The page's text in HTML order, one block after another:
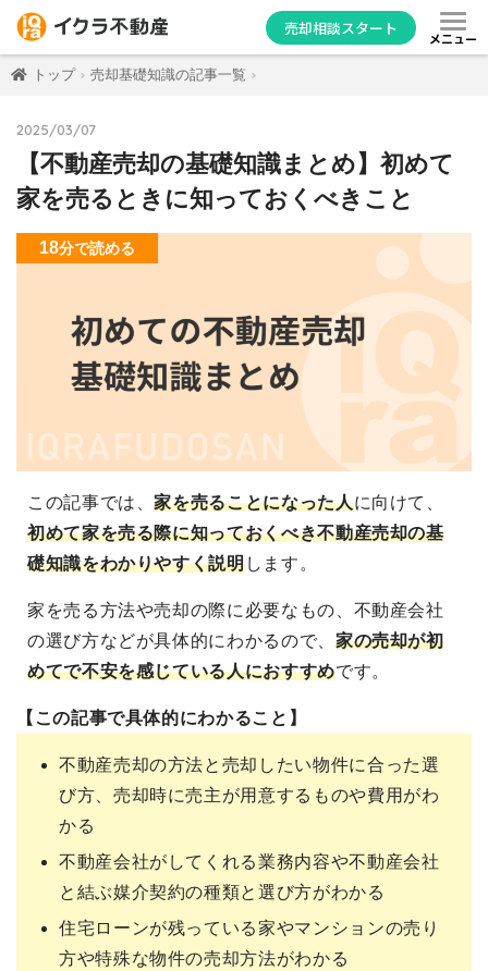
売却相談スタート
メニュー
トップ 売却基礎知識の記事一覧
2025/03/07
【不動産売却の基礎知識まとめ】初めて
家を売るときに知っておくべきこと
18分で読める
この記事では、家を売ることになった人に向けて
初めて家を売る際に知っておくべき不動産売却の基
礎知識をわかりやすく説明します。
家を売る方法や売却の際に必要なもの、不動産会社
の選び方などが具体的にわかるので、 家の売却が初
めてで不安を感じている人におすすめです。
【この記事で具体的にわかること】
不動産売却の方法と売却したい物件に合った選
び方、売却時に売主が用意するものや費用がわ
かる
不動産会社がしてくれる業務内容や不動産会社
と結ぶ媒介契約の種類と選び方がわかる
住宅ローンが残っている家やマンションの売り
方や特殊な物件の売却方法がわかる